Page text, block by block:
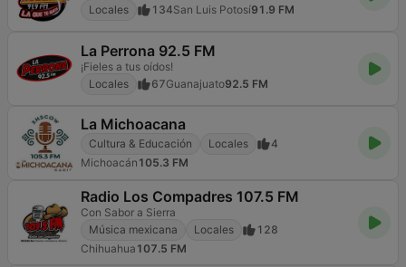
Locales
134San Luis Potosí91.9 FM
La Perrona 92.5 FM
¡Fieles a tus oídos!
Locales
67Guanajuato92.5 FM
La Michoacana
Cultura & Educación Locales
4
Michoacán 105.3 FM
Radio Los Compadres 107.5 FM
Con Sabor a Sierra
Música mexicana
Locales
128
Chihuahua 107.5 FM